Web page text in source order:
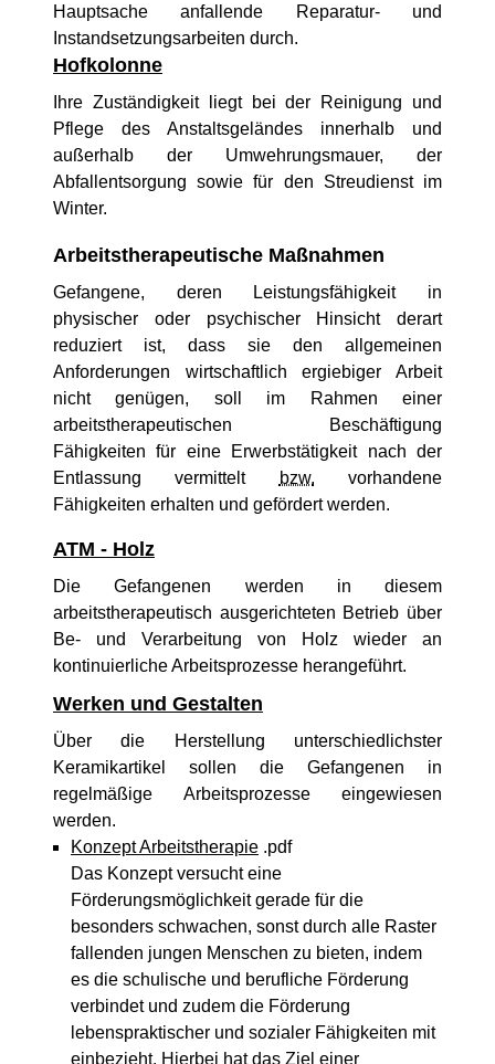
Hauptsache anfallende Reparatur- und
Instandsetzungsarbeiten durch.
Hofkolonne
Ihre Zuständigkeit liegt bei der Reinigung und
Pflege des Anstaltsgeländes innerhalb und
außerhalb der Umwehrungsmauer, der
Abfallentsorgung sowie für den Streudienst im
Winter.
Arbeitstherapeutische Maßnahmen
Gefangene, deren Leistungsfähigkeit in
physischer oder psychischer Hinsicht derart
reduziert ist, dass sie den allgemeinen
Anforderungen wirtschaftlich ergiebiger Arbeit
nicht genügen, soll im Rahmen einer
arbeitstherapeutischen Beschäftigung
Fähigkeiten für eine Erwerbstätigkeit nach der
Entlassung vermittelt
bzw. vorhandene
Fähigkeiten erhalten und gefördert werden.
ATM - Holz
Die Gefangenen werden in diesem
arbeitstherapeutisch ausgerichteten Betrieb über
Be- und Verarbeitung von Holz wieder an
kontinuierliche Arbeitsprozesse herangeführt.
Werken und Gestalten
Über die Herstellung unterschiedlichster
Keramikartikel sollen die Gefangenen in
regelmäßige Arbeitsprozesse eingewiesen
werden.
Konzept Arbeitstherapie .pdf
Das Konzept versucht eine
Förderungsmöglichkeit gerade für die
besonders schwachen, sonst durch alle Raster
fallenden jungen Menschen zu bieten, indem
es die schulische und berufliche Förderung
verbindet und zudem die Förderung
lebenspraktischer und sozialer Fähigkeiten mit
einbezieht. Hierbei hat das Ziel einer